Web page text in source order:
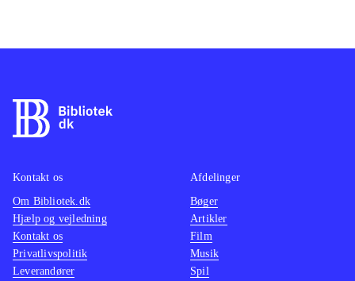
Kontakt os
Om Bibliotek.dk
Hjælp og vejledning
Kontakt os
Privatlivspolitik
Leverandører
Afdelinger
Bøger
Artikler
Film
Musik
Spil